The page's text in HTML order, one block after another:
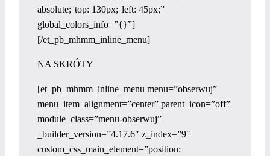
absolute;||top: 130px;||left: 45px;”
global_colors_info=”{}”]
[/et_pb_mhmm_inline_menu]
NA SKRÓTY
[et_pb_mhmm_inline_menu menu=”obserwuj”
menu_item_alignment=”center” parent_icon=”off”
module_class=”menu-obserwuj”
_builder_version=”4.17.6″ z_index=”9″
custom_css_main_element=”position: